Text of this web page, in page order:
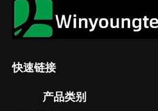
为什么越来越多人选择木塑地板
快速链接
产品类别